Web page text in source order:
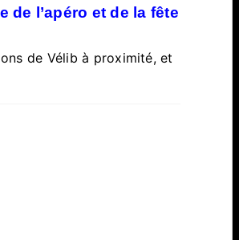
de l’apéro et de la fête
de Vélib à proximité, et